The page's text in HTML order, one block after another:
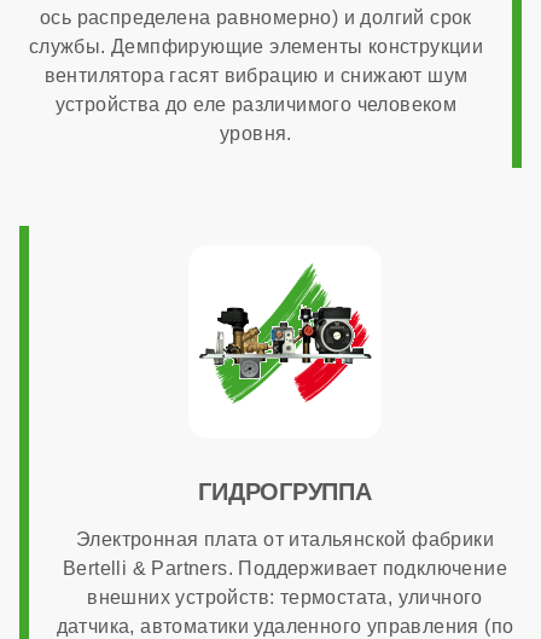
3/4 дюйма
Диаметр газового патрубка
Напряжение электропитания
220 В
есть
Программирование ГВС
ось распределена равномерно) и долгий срок
службы. Демпфирующие элементы конструкции
вентилятора гасят вибрацию и снижают шум
устройства до еле различимого человеком
уровня.
ГИДРОГРУППА
Электронная плата от итальянской фабрики
Bertelli & Partners. Поддерживает подключение
внешних устройств: термостата, уличного
датчика, автоматики удаленного управления (по